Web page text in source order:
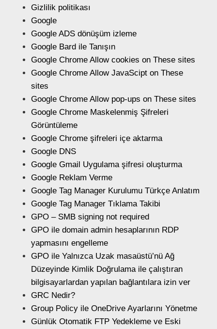
Gizlilik politikası
Google
Google ADS dönüşüm izleme
Google Bard ile Tanışın
Google Chrome Allow cookies on These sites
Google Chrome Allow JavaScipt on These
sites
Google Chrome Allow pop-ups on These sites
Google Chrome Maskelenmiş Şifreleri
Görüntüleme
Google Chrome şifreleri içe aktarma
Google DNS
Google Gmail Uygulama şifresi oluşturma
Google Reklam Verme
Google Tag Manager Kurulumu Türkçe Anlatım
Google Tag Manager Tıklama Takibi
GPO – SMB signing not required
GPO ile domain admin hesaplarının RDP
yapmasını engelleme
GPO ile Yalnızca Uzak masaüstü’nü Ağ
Düzeyinde Kimlik Doğrulama ile çalıştıran
bilgisayarlardan yapılan bağlantılara izin ver
GRC Nedir?
Group Policy ile OneDrive Ayarlarını Yönetme
Günlük Otomatik FTP Yedekleme ve Eski